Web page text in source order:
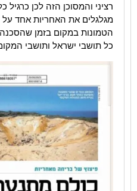
רציני והמסוכן הזה לכן כרגיל
מגלגלים את האחריות אחד
הטמונות במקום בזמן
כל תושבי ישראל ותושבי